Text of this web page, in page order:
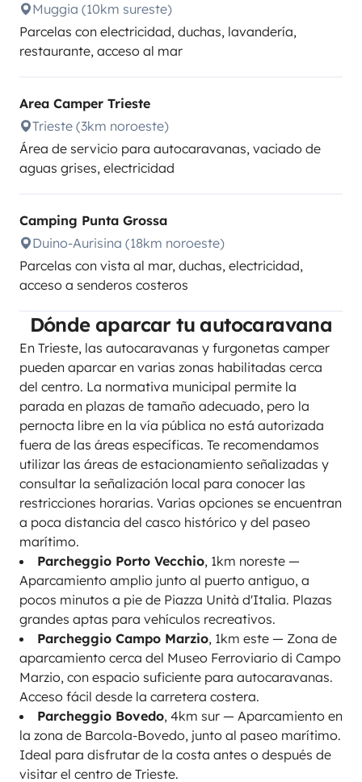
Muggia (10km sureste)
Parcelas con electricidad, duchas, lavandería,
restaurante, acceso al mar
Area Camper Trieste
Trieste (3km noroeste)
Área de servicio para autocaravanas, vaciado de
aguas grises, electricidad
Camping Punta Grossa
Duino-Aurisina (18km noroeste)
Parcelas con vista al mar, duchas, electricidad,
acceso a senderos costeros
Dónde aparcar tu autocaravana
En Trieste, las autocaravanas y furgonetas camper
pueden aparcar en varias zonas habilitadas cerca
del centro. La normativa municipal permite la
parada en plazas de tamaño adecuado, pero la
pernocta libre en la vía pública no está autorizada
fuera de las áreas específicas. Te recomendamos
utilizar las áreas de estacionamiento señalizadas y
consultar la señalización local para conocer las
restricciones horarias. Varias opciones se encuentran
a poca distancia del casco histórico y del paseo
marítimo.
Parcheggio Porto Vecchio, 1km noreste —
Aparcamiento amplio junto al puerto antiguo, a
pocos minutos a pie de Piazza Unità d'Italia. Plazas
grandes aptas para vehículos recreativos.
Parcheggio Campo Marzio, 1km este — Zona de
aparcamiento cerca del Museo Ferroviario di Campo
Marzio, con espacio suficiente para autocaravanas.
Acceso fácil desde la carretera costera.
Parcheggio Bovedo, 4km sur — Aparcamiento en
la zona de Barcola-Bovedo, junto al paseo marítimo.
Ideal para disfrutar de la costa antes o después de
visitar el centro de Trieste.